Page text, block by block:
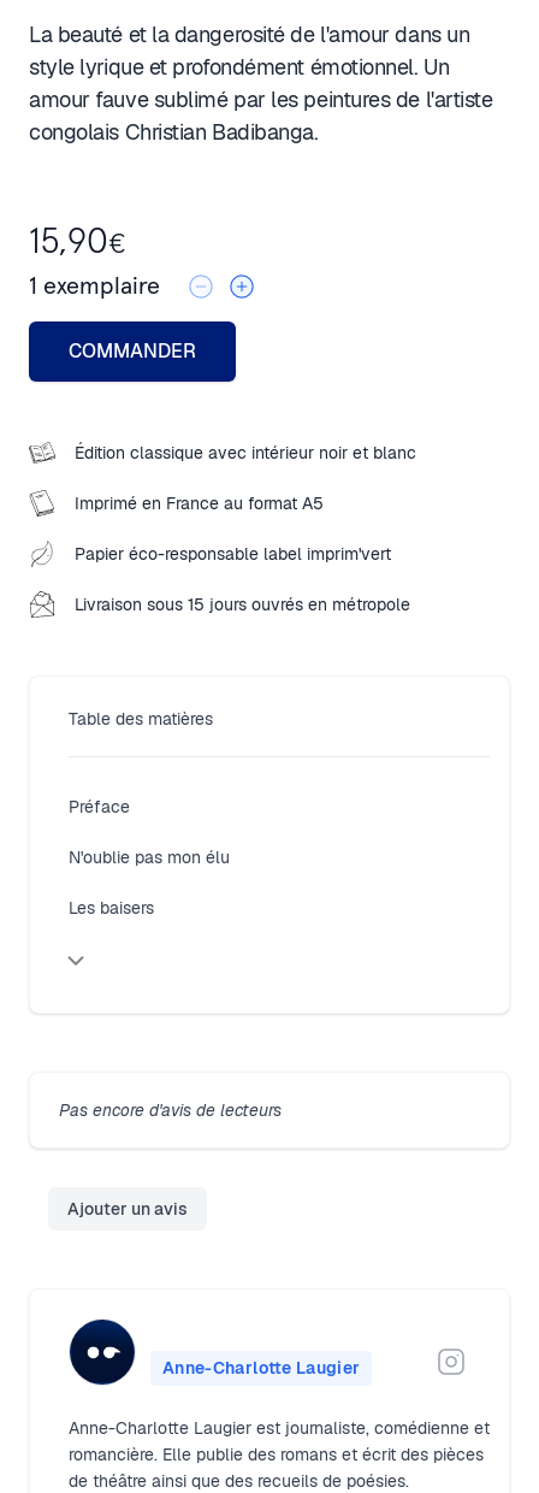
La beauté et la dangerosité de l'amour dans un
style lyrique et profondément émotionnel. Un
amour fauve sublimé par les peintures de l'artiste
congolais Christian Badibanga.
15,90€
1 exemplaire
COMMANDER
Édition classique avec intérieur noir et blanc
Imprimé en France au format A5
Papier éco-responsable label imprim'vert
Livraison sous 15 jours ouvrés en métropole
Table des matières
Préface
N'oublie pas mon élu
Les baisers
Pas encore d'avis de lecteurs
Ajouter un avis
Anne-Charlotte Laugier
Anne-Charlotte Laugier est journaliste, comédienne et
romancière. Elle publie des romans et écrit des pièces
de théâtre ainsi que des recueils de poésies.